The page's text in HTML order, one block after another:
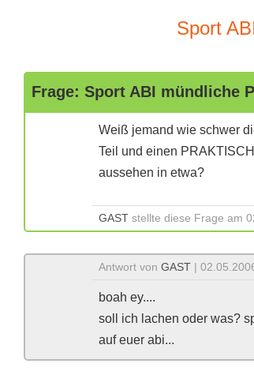
Sport
Frage: Sport ABI mündliche
Weiß jemand wie schwer
Teil und einen
aussehen in etwa?
GAST stellte diese Frage am
Antwort von GAST |
boah ey....
soll ich lachen oder was?
auf euer abi...